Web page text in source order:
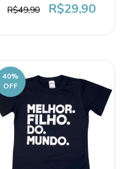
R$49,90
R$29,90
40%
OFF